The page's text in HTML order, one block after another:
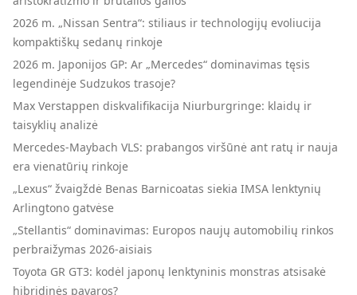
2026 m. „Nissan Sentra“: stiliaus ir technologijų evoliucija
kompaktiškų sedanų rinkoje
2026 m. Japonijos GP: Ar „Mercedes“ dominavimas tęsis
legendinėje Sudzukos trasoje?
Max Verstappen diskvalifikacija Niurburgringe: klaidų ir
taisyklių analizė
Mercedes-Maybach VLS: prabangos viršūnė ant ratų ir nauja
era vienatūrių rinkoje
„Lexus“ žvaigždė Benas Barnicoatas siekia IMSA lenktynių
Arlingtono gatvėse
„Stellantis“ dominavimas: Europos naujų automobilių rinkos
perbraižymas 2026-aisiais
Toyota GR GT3: kodėl japonų lenktyninis monstras atsisakė
hibridinės pavaros?